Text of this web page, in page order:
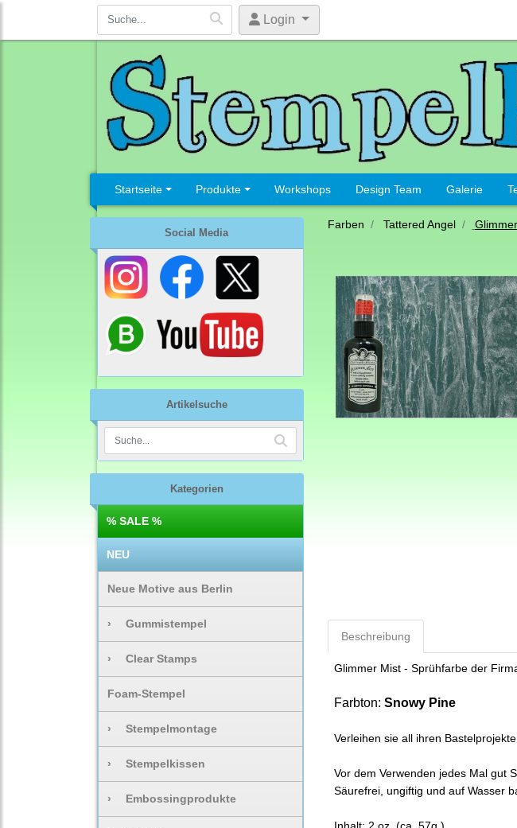
Login
Startseite Produkte Workshops Design Team Galerie
Social Media
Artikelsuche
Kategorien
% SALE %
NEU
Neue Motive aus Berlin
› Gummistempel
› Clear Stamps
Foam-Stempel
› Stempelmontage
› Stempelkissen
› Embossingprodukte
Farben Tattered Angel
Beschreibung
Glimmer Mist - Sprühfarbe der
Farbton: Snowy Pine
Verleihen sie all ihren
Vor dem Verwenden jedes Mal gut
Säurefrei, ungiftig und auf Wasser